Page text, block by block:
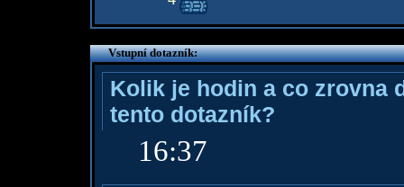
Vstupní dotazník:
Kolik je hodin a co zrovna
tento dotazník?
16:37